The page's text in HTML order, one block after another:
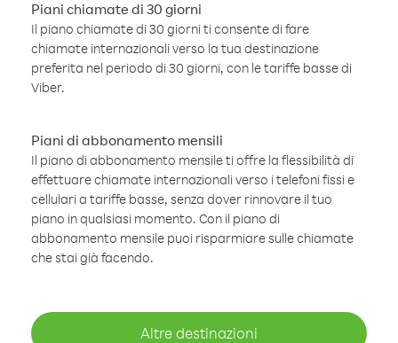
Piani chiamate di 30 giorni
Il piano chiamate di 30 giorni ti consente di fare
chiamate internazionali verso la tua destinazione
preferita nel periodo di 30 giorni, con le tariffe basse di
Viber.
Piani di abbonamento mensili
Il piano di abbonamento mensile ti offre la flessibilità di
effettuare chiamate internazionali verso i telefoni fissi e
cellulari a tariffe basse, senza dover rinnovare il tuo
piano in qualsiasi momento. Con il piano di
abbonamento mensile puoi risparmiare sulle chiamate
che stai già facendo.
Altre destinazioni